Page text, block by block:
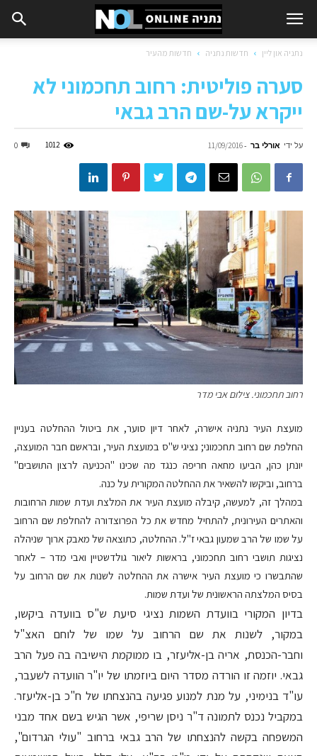
נתניה און ליין חדשות נתניה חדשות מהעיר
סערה פוליטית: רחוב תחכמוני לא
ייקרא על-שם הרב גבאי
על ידי אורלי בר -
11/09/2016
0 1012
רחוב תחכמוני. צילום אבי מדר
מועצת העיר נתניה אישרה, לאחר דיון סוער, את ביטול ההחלטה בעניין
החלפת שם רחוב תחכמוני; נציגי ש"ס במועצת העיר, ובראשם חבר המועצה,
יונתן כהן, הביעו מחאה חריפה כנגד מה שכינו "הכניעה לרצון התושבים"
ברחוב, וביקשו להשאיר את ההחלטה המקורית על כנה.
במהלך זה, למעשה, קיבלה מועצת העיר את המלצת ועדת שמות הרחובות
והאתרים העירונית, להתחיל מחדש את כל הפרוצדורה להחלפת שם הרחוב
על שמו של הרב שמעון גבאי ז"ל. ההחלטה, כתוצאה של מאבק ארוך שניהלה
נציגות תושבי רחוב תחכמוני, בראשות ליאור גולדשטיין ואבי מדר – לאחר
שהתבשרו כי מועצת העיר אישרה את ההחלטה לשנות את שם הרחוב על
בסיס המלצתה הראשונית של ועדת שמות.
בדיון המקורי בוועדת השמות נציגי סיעת ש"ס בוועדה ביקשו,
במקור, לשנות את שם הרחוב על שמו של לוחם האצ"ל
וחבר-הכנסת, אריה בן-אליעזר, בו ממוקמת הישיבה בה פעל הרב
גבאי. יוזמה זו הורדה מסדר היום ביוזמתו של יו"ר הוועדה לשעבר,
עו"ד בנימיני, על מנת למנוע פגיעה בהנצחתו של ח"כ בן-אליעזר.
במקביל נכנס לתמונה ד"ר ניסן שריפי, אשר הגיש בשם אחד מבני
המשפחה בקשה להנצחתו של הרב גבאי ברחוב "עולי הגרדום",